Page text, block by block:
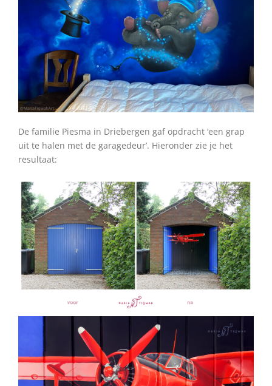
De familie Piesma in Driebergen gaf opdracht ‘een grap
uit te halen met de garagedeur’. Hieronder zie je het
resultaat: